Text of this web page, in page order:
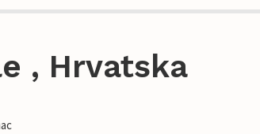
, Hrvatska